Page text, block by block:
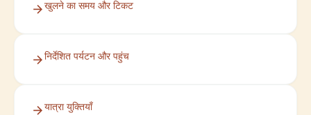
खुलने का समय और टिकट
निर्देशित पर्यटन और पहुंच
यात्रा युक्तियाँ